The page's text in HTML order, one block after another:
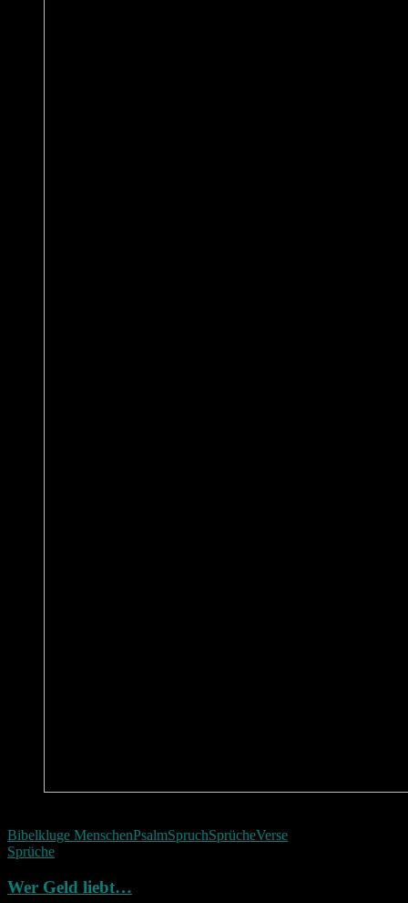
Bibelkluge MenschenPsalmSpruchSprücheVerse
Sprüche
Wer Geld liebt…